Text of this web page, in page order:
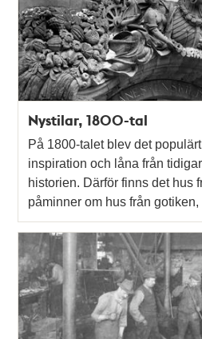
Nystilar, 1800-tal
På 1800-talet blev det
inspiration och låna från
historien. Därför finns det hus
påminner om hus från